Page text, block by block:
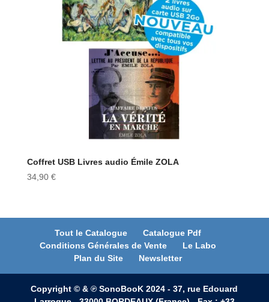
Coffret USB Livres audio Émile ZOLA
34,90 €
Tout le Catalogue
Catalogue Pdf
Conditions Générales de Vente
Le Labo
Plan du Site
Newsletter
Copyright © & ℗ SonoBooK 2024 - 37, rue Edouard